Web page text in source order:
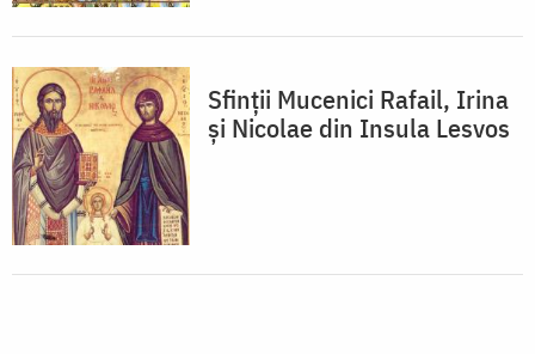
Sfinții Mucenici Rafail, Irina
și Nicolae din Insula Lesvos